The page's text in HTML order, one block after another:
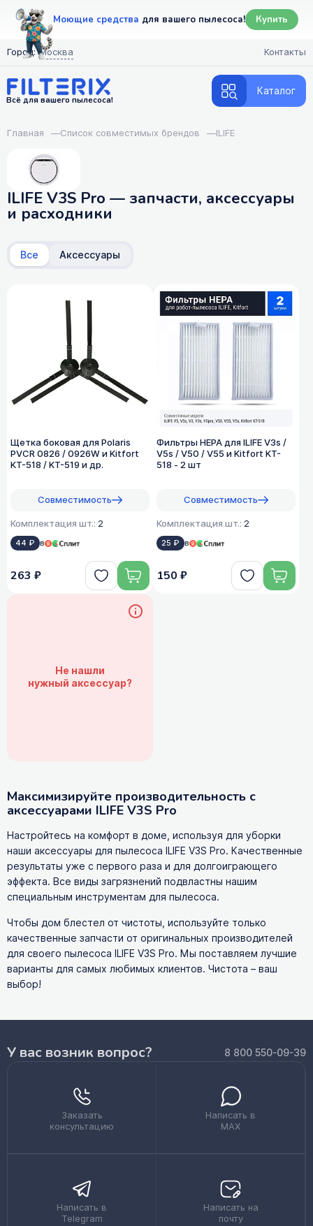
Моющие средства для вашего пылесоса! Купить
Город: Москва Контакты
Всё для вашего пылесоса!
Каталог
Главная —Список совместимых брендов —ILIFE
ILIFE V3S Pro — запчасти, аксессуары
и расходники
Все Аксессуары
Щетка боковая для Polaris
PVCR 0826 / 0926W и Kitfort
KT-518 / KT-519 и др.
Совместимость
Комплектация шт.: 2
44 ₽ в
263 ₽
Фильтры HEPA для ILIFE V3s /
V5s / V50 / V55 и Kitfort KT-
518 - 2 шт
Совместимость
Комплектация шт.: 2
25 ₽ в
150 ₽
Не нашли
нужный аксессуар?
Максимизируйте производительность с
аксессуарами ILIFE V3S Pro
Настройтесь на комфорт в доме, используя для уборки
наши аксессуары для пылесоса ILIFE V3S Pro. Качественные
результаты уже с первого раза и для долгоиграющего
эффекта. Все виды загрязнений подвластны нашим
специальным инструментам для пылесоса.
Чтобы дом блестел от чистоты, используйте только
качественные запчасти от оригинальных производителей
для своего пылесоса ILIFE V3S Pro. Мы поставляем лучшие
варианты для самых любимых клиентов. Чистота – ваш
выбор!
У вас возник вопрос? 8 800 550-09-39
Заказать
консультацию
Написать в
MAX
Написать в
Telegram
Написать на
почту